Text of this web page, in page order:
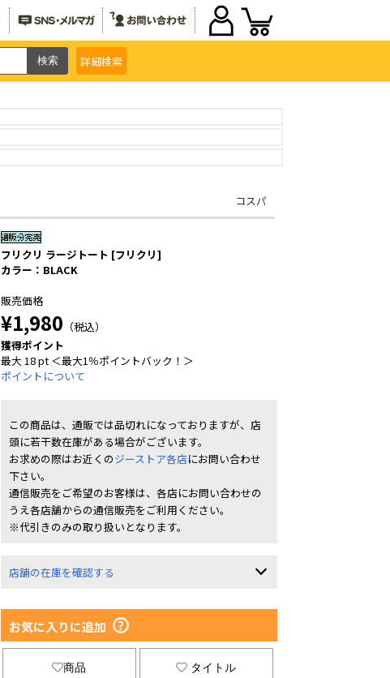
詳細検索
コスパ
フリクリ ラージトート [フリクリ]
カラー：BLACK
販売価格
¥1,980 （税込）
獲得ポイント
最大 18 pt ＜最大1％ポイントバック！＞
ポイントについて
この商品は、通販では品切れになっておりますが、店
頭に若干数在庫がある場合がございます。
お求めの際はお近くのジーストア各店にお問い合わせ
下さい。
通信販売をご希望のお客様は、各店にお問い合わせの
うえ各店舗からの通信販売をご利用ください。
※代引きのみの取り扱いとなります。
店舗の在庫を確認する
お気に入りに追加
商品 タイトル